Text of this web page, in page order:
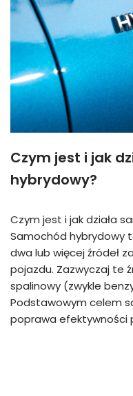
Czym jest i jak
hybrydowy?
Czym jest i jak działa
Samochód hybrydowy
dwa lub więcej źródeł
pojazdu. Zazwyczaj te
spalinowy (zwykle
Podstawowym celem
poprawa efektywności